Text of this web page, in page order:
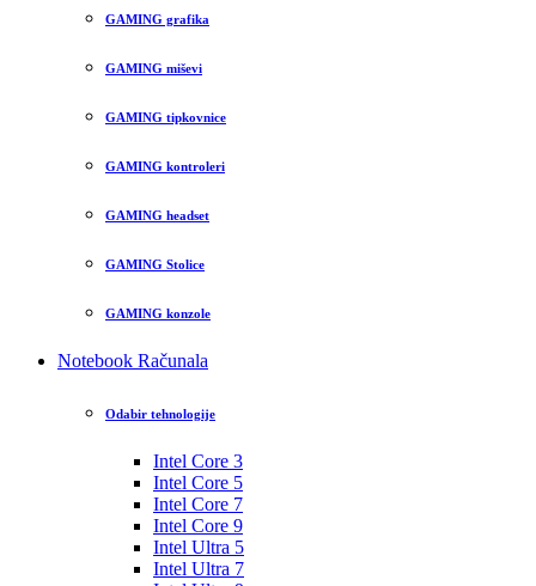
GAMING grafika
GAMING miševi
GAMING tipkovnice
GAMING kontroleri
GAMING headset
GAMING Stolice
GAMING konzole
Notebook Računala
Odabir tehnologije
Intel Core 3
Intel Core 5
Intel Core 7
Intel Core 9
Intel Ultra 5
Intel Ultra 7